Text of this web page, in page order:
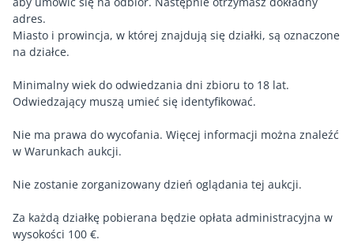
adres.
Miasto i prowincja, w której znajdują się działki, są oznaczone
na działce.
Minimalny wiek do odwiedzania dni zbioru to 18 lat.
Odwiedzający muszą umieć się identyfikować.
Nie ma prawa do wycofania. Więcej informacji można znaleźć
w Warunkach aukcji.
Nie zostanie zorganizowany dzień oglądania tej aukcji.
Za każdą działkę pobierana będzie opłata administracyjna w
wysokości 100 €.